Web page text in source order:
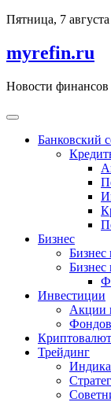
Перейти
содержимому
Пятница, 7
myrefin.ru
Новости финансов
Банковский
Бизнес
Бизнес
Бизнес
Инвестиции
Акции
Трейдинг